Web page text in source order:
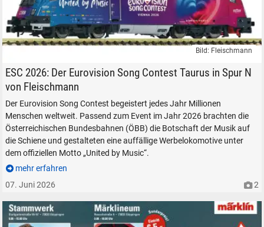
Fleischmann Modell Elektrolokomotive ÖBB Taurus 1116 203
Bild: Fleischmann
ESC 2026: Der Eurovision Song Contest Taurus in Spur N
von Fleischmann
Der Eurovision Song Contest begeistert jedes Jahr Millionen
Menschen weltweit. Passend zum Event im Jahr 2026 brachten die
Österreichischen Bundesbahnen (ÖBB) die Botschaft der Musik auf
die Schiene und gestalteten eine auffällige Werbelokomotive unter
dem offiziellen Motto „United by Music“.
mehr erfahren
07. Juni 2026
2